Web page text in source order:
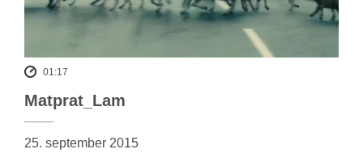
01:17
Matprat_Lam
25. september 2015